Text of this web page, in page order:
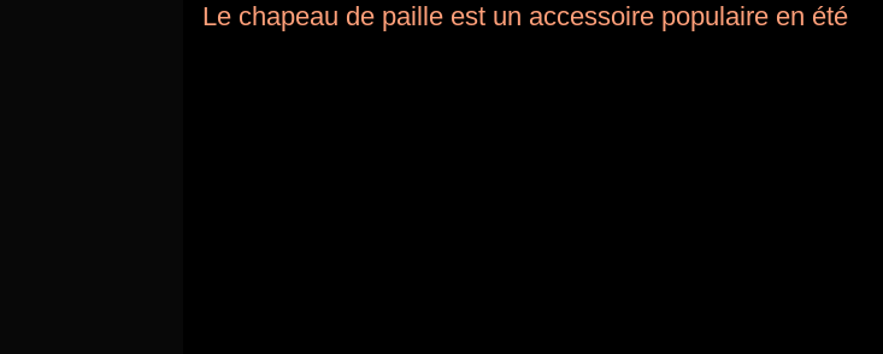
Le chapeau de paille est un accessoire populaire en été